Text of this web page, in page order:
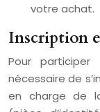
votre achat.
Inscription
Pour
nécessaire de
en charge de